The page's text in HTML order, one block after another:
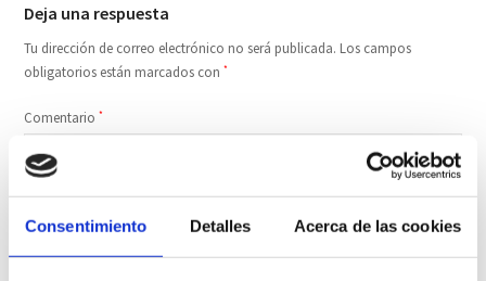
Consentimiento Detalles Acerca de las cookies
Deja una respuesta
Tu dirección de correo electrónico no será publicada. Los campos
obligatorios están marcados con*
Comentario*